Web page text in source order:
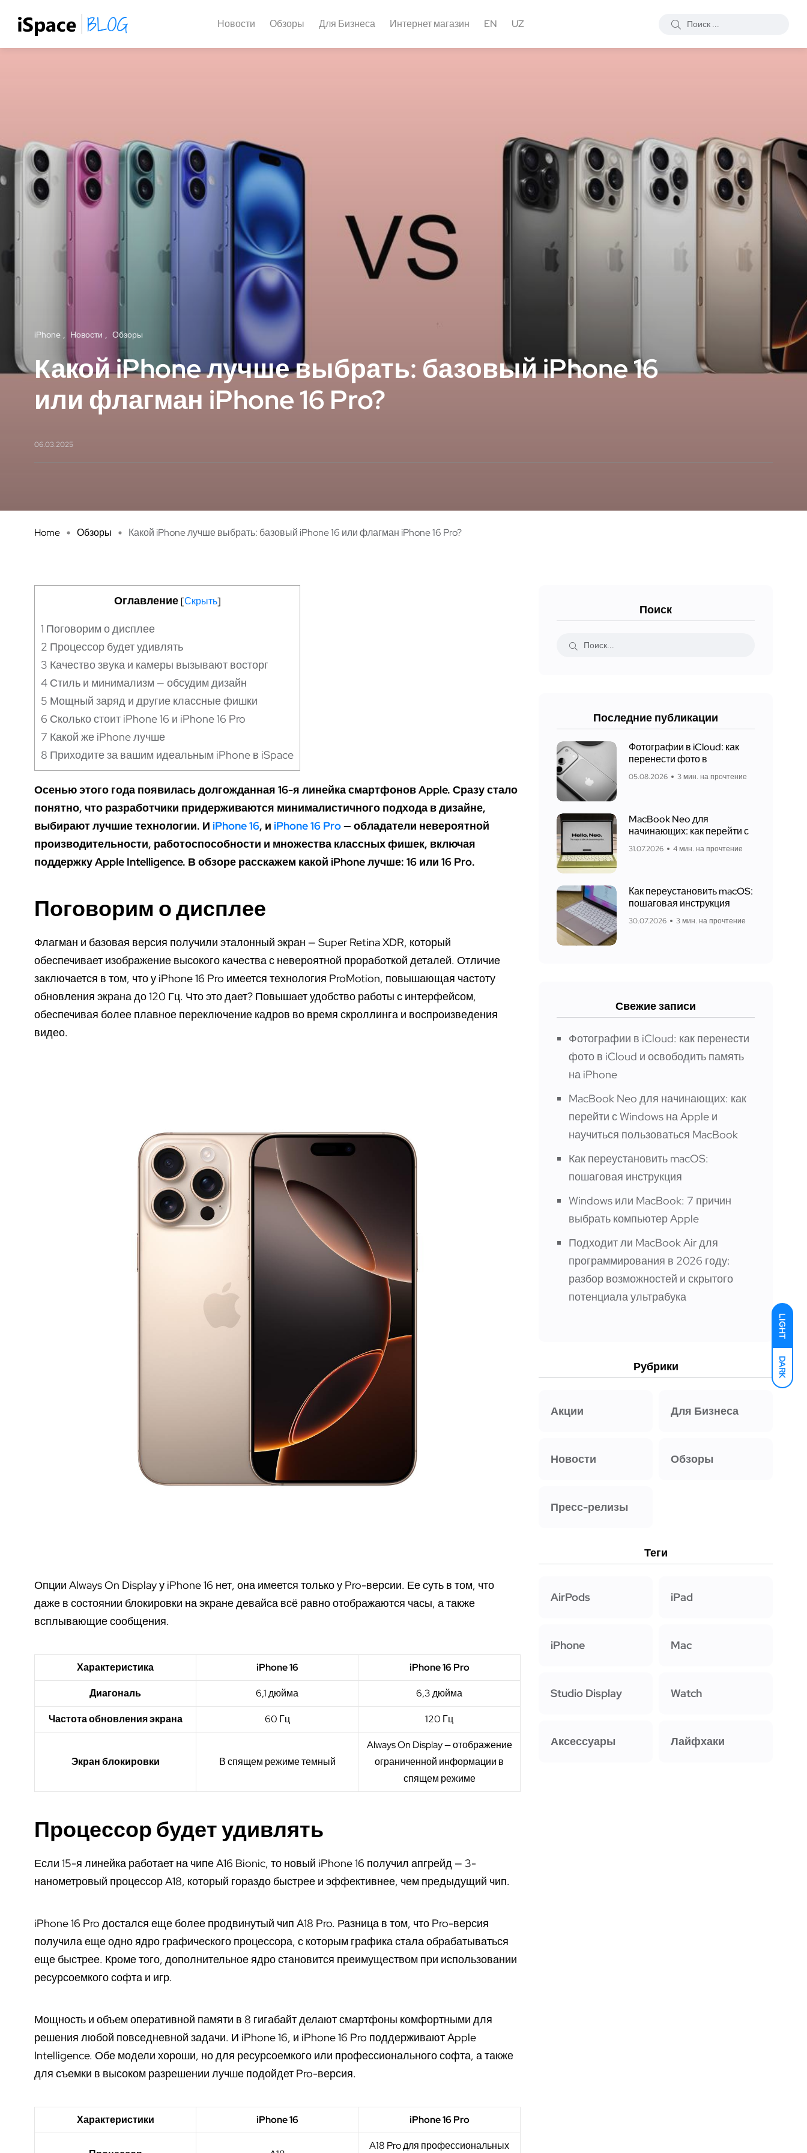
LIGHT
DARK
Новости Обзоры Для Бизнеса Интернет магазин EN UZ
iPhone Новости Обзоры
Какой iPhone лучше выбрать: базовый iPhone 16
или флагман iPhone 16 Pro?
06.03.2025
Home Обзоры Какой iPhone лучше выбрать: базовый iPhone 16 или флагман iPhone 16 Pro?
Оглавление [Скрыть]
1 Поговорим о дисплее
2 Процессор будет удивлять
3 Качество звука и камеры вызывают восторг
4 Стиль и минимализм — обсудим дизайн
5 Мощный заряд и другие классные фишки
6 Сколько стоит iPhone 16 и iPhone 16 Pro
7 Какой же iPhone лучше
8 Приходите за вашим идеальным iPhone в iSpace
Осеньюэтого года появиласьдолгожданная 16-я линейка смартфонов Apple. Сразу стало
понятно, что разработчики придерживаются минималистичного подхода в дизайне,
выбирают лучшие технологии. И iPhone 16, и iPhone 16 Pro— обладатели невероятной
производительности, работоспособности и множества классных фишек, включая
поддержку Apple Intelligence. В обзоре расскажем какой iPhone лучше: 16 или 16 Pro.
Поговорим о дисплее
Флагман и базовая версия получили эталонный экран — Super Retina XDR, который
обеспечивает изображение высокого качества с невероятной проработкой деталей. Отличие
заключается в том, что у iPhone 16 Pro имеется технология ProMotion, повышающая частоту
обновления экрана до 120 Гц. Что это дает? Повышает удобство работы с интерфейсом,
обеспечивая более плавное переключение кадров во время скроллинга и воспроизведения
видео.
Опции Always On Display у iPhone 16 нет, она имеется только у Pro-версии. Ее суть в том, что
даже в состоянии блокировки на экране девайса всё равно отображаются часы, а также
всплывающие сообщения.
Характеристика iPhone 16 iPhone 16 Pro
Диагональ 6,1 дюйма 6,3 дюйма
Частота обновления экрана 60 Гц 120 Гц
Экран блокировки В спящем режиме темный
Always On Display — отображение
ограниченной информации в
спящем режиме
Процессор будет удивлять
Если 15-я линейка работает на чипе A16 Bionic, то новый iPhone 16 получил апгрейд — 3-
нанометровый процессор A18, который гораздо быстрее и эффективнее, чем предыдущий чип.
iPhone 16 Pro достался еще более продвинутый чип A18 Pro. Разница в том, что Pro-версия
получила еще одно ядро графического процессора, с которым графика стала обрабатываться
еще быстрее. Кроме того, дополнительное ядро становится преимуществом при использовании
ресурсоемкого софта и игр.
Мощность и объем оперативной памяти в 8 гигабайт делают смартфоны комфортными для
решения любой повседневной задачи. И iPhone 16, и iPhone 16 Pro поддерживают Apple
Intelligence. Обе модели хороши, но для ресурсоемкого или профессионального софта, а также
для съемки в высоком разрешении лучше подойдет Pro-версия.
Характеристики iPhone 16 iPhone 16 Pro
A18 Pro для профессиональных
Поиск
Последние публикации
Фотографии в iCloud: как
перенести фото в
05.08.2026 3 мин. на прочтение
MacBook Neo для
начинающих: как перейти с
31.07.2026 4 мин. на прочтение
Как переустановить macOS:
пошаговая инструкция
30.07.2026 3 мин. на прочтение
Свежие записи
Фотографии в iCloud: как перенести
фото в iCloud и освободить память
на iPhone
MacBook Neo для начинающих: как
перейти с Windows на Apple и
научиться пользоваться MacBook
Как переустановить macOS:
пошаговая инструкция
Windows или MacBook: 7 причин
выбрать компьютер Apple
Подходит ли MacBook Air для
программирования в 2026 году:
разбор возможностей и скрытого
потенциала ультрабука
Рубрики
Акции Для Бизнеса
Новости Обзоры
Пресс-релизы
Теги
AirPods iPad
iPhone Mac
Studio Display Watch
Аксессуары Лайфхаки